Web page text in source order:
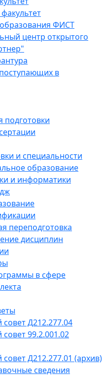
ФИСТ
центр открытого
в
подготовки
и специальности
образование
и информатики
переподготовка
дисциплин
в сфере
Д212.277.04
99.2.001.02
Д212.277.01 (архив)
сведения